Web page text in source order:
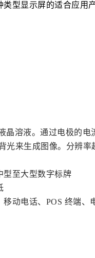
型显示屏的适合应用
晶溶液。通过电极的
来生成图像。分辨率
型至大型数字标牌
动电话、POS 终端、